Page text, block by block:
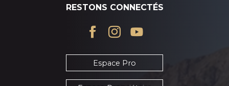
RESTONS CONNECTÉS
Espace Pro